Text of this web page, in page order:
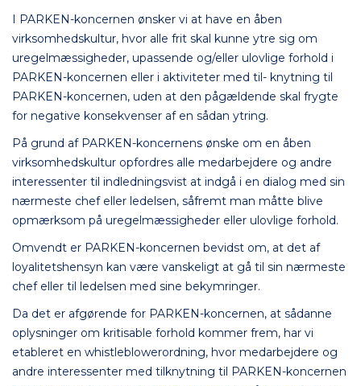
I PARKEN-koncernen ønsker vi at have en åben
virksomhedskultur, hvor alle frit skal kunne ytre sig om
uregelmæssigheder, upassende og/eller ulovlige forhold i
PARKEN-koncernen eller i aktiviteter med til- knytning til
PARKEN-koncernen, uden at den pågældende skal frygte
for negative konsekvenser af en sådan ytring.
På grund af PARKEN-koncernens ønske om en åben
virksomhedskultur opfordres alle medarbejdere og andre
interessenter til indledningsvist at indgå i en dialog med sin
nærmeste chef eller ledelsen, såfremt man måtte blive
opmærksom på uregelmæssigheder eller ulovlige forhold.
Omvendt er PARKEN-koncernen bevidst om, at det af
loyalitetshensyn kan være vanskeligt at gå til sin nærmeste
chef eller til ledelsen med sine bekymringer.
Da det er afgørende for PARKEN-koncernen, at sådanne
oplysninger om kritisable forhold kommer frem, har vi
etableret en whistleblowerordning, hvor medarbejdere og
andre interessenter med tilknytning til PARKEN-koncernen